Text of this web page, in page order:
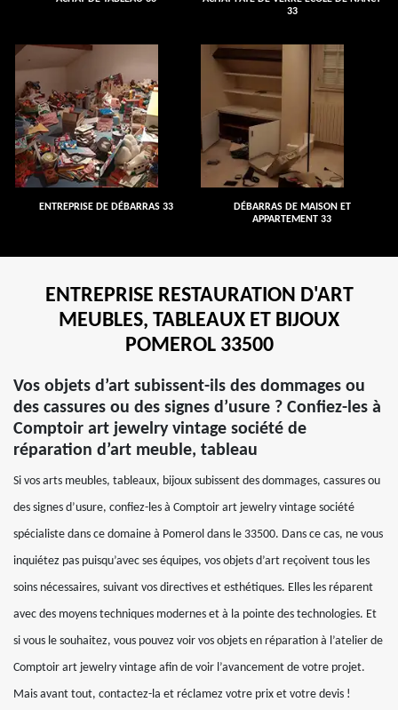
33
ENTREPRISE DE DÉBARRAS 33
DÉBARRAS DE MAISON ET
APPARTEMENT 33
ENTREPRISE RESTAURATION D'ART
MEUBLES, TABLEAUX ET BIJOUX
POMEROL 33500
Vos objets d’art subissent-ils des dommages ou
des cassures ou des signes d’usure ? Confiez-les à
Comptoir art jewelry vintage société de
réparation d’art meuble, tableau
Si vos arts meubles, tableaux, bijoux subissent des dommages, cassures ou
des signes d’usure, confiez-les à Comptoir art jewelry vintage société
spécialiste dans ce domaine à Pomerol dans le 33500. Dans ce cas, ne vous
inquiétez pas puisqu’avec ses équipes, vos objets d’art reçoivent tous les
soins nécessaires, suivant vos directives et esthétiques. Elles les réparent
avec des moyens techniques modernes et à la pointe des technologies. Et
si vous le souhaitez, vous pouvez voir vos objets en réparation à l’atelier de
Comptoir art jewelry vintage afin de voir l’avancement de votre projet.
Mais avant tout, contactez-la et réclamez votre prix et votre devis !